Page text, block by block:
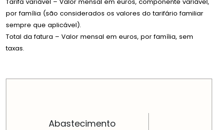
Tarifa variável – Valor mensal em euros, componente variável,
por família (são considerados os valores do tarifário familiar
sempre que aplicável).
Total da fatura – Valor mensal em euros, por família, sem
taxas.
Abastecimento